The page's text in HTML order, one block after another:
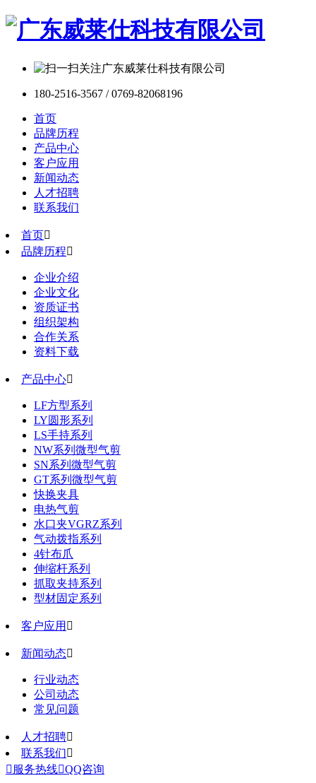
180-2516-3567 / 0769-82068196
首页
品牌历程
产品中心
客户应用
新闻动态
人才招聘
联系我们
首页
品牌历程
企业介绍
企业文化
资质证书
组织架构
合作关系
资料下载
产品中心
LF方型系列
LY圆形系列
LS手持系列
NW系列微型气剪
SN系列微型气剪
GT系列微型气剪
快换夹具
电热气剪
水口夹VGRZ系列
气动拨指系列
4针布爪
伸缩杆系列
抓取夹持系列
型材固定系列
客户应用 
新闻动态
行业动态
公司动态
常见问题
人才招聘
联系我们
 服务热线QQ咨询